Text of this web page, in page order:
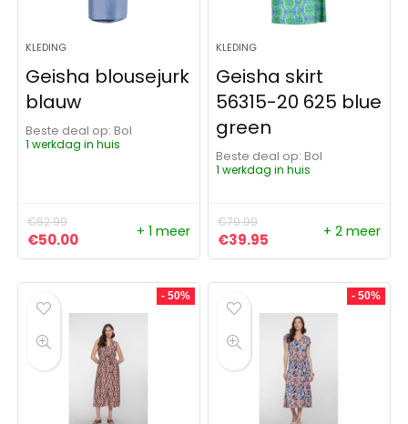
KLEDING
Geisha blousejurk
blauw
Beste deal op:
Bol
1 werkdag in huis
€62.99
Oorspronkelijke prijs was: €62.99.
€50.00Huidige prijs is: €50.00.
+ 1 meer
KLEDING
Geisha skirt
56315-20 625 blue
green
Beste deal op:
Bol
1 werkdag in huis
€79.99
Oorspronkelijke prijs was:
€39.95 Huidige prijs is:
+ 2 meer
- 50% - 50%